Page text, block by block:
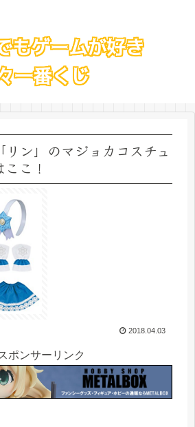
リン」のマジョカコスチュ
こ！
2018.04.03
ポンサーリンク